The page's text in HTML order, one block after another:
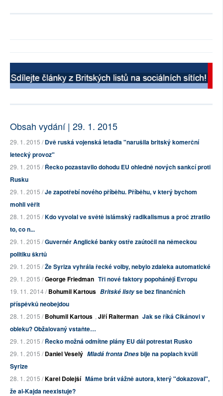
Obsah vydání | 29. 1. 2015
29. 1. 2015 /Dvě ruská vojenská letadla "narušila britský komerční
letecký provoz"
29. 1. 2015 /Řecko pozastavilo dohodu EU ohledně nových sankcí proti
Rusku
29. 1. 2015 /Je zapotřebí nového příběhu. Příběhu, v který bychom
mohli věřit
28. 1. 2015 /Kdo vyvolal ve světě islámský radikalismus a proč ztratilo
to, co n...
29. 1. 2015 /Guvernér Anglické banky ostře zaútočil na německou
politiku škrtů
29. 1. 2015 /Že Syriza vyhrála řecké volby, nebylo zdaleka automatické
29. 1. 2015 /George Friedman Tři nové faktory popohánějí Evropu
19. 11. 2014 /Bohumil Kartous Britské listyse bez finančních
příspěvků neobejdou
28. 1. 2015 /Bohumil Kartous , Jiří Raiterman Jak se říká Cikánovi v
obleku? Obžalovaný vstaňte…
29. 1. 2015 /Řecko možná odmítne plány EU dál potrestat Rusko
29. 1. 2015 /Daniel Veselý Mladá fronta Dnesbije na poplach kvůli
Syrize
28. 1. 2015 /Karel Dolejší Máme brát vážně autora, který "dokazoval",
že al-Kajda neexistuje?